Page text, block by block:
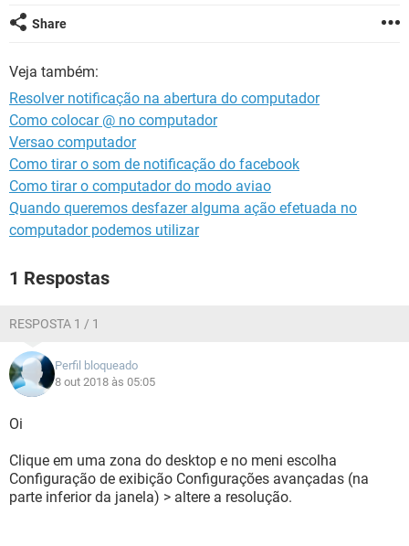
GUIA DE COMPRAS
Share
Veja também:
Resolver notificação na abertura do computador
Como colocar @ no computador
Versao computador
Como tirar o som de notificação do facebook
Como tirar o computador do modo aviao
Quando queremos desfazer alguma ação efetuada no
computador podemos utilizar
1 Respostas
RESPOSTA 1 / 1
Perfil bloqueado
8 out 2018 às 05:05
Oi
Clique em uma zona do desktop e no meni escolha
Configuração de exibição Configurações avançadas (na
parte inferior da janela) > altere a resolução.